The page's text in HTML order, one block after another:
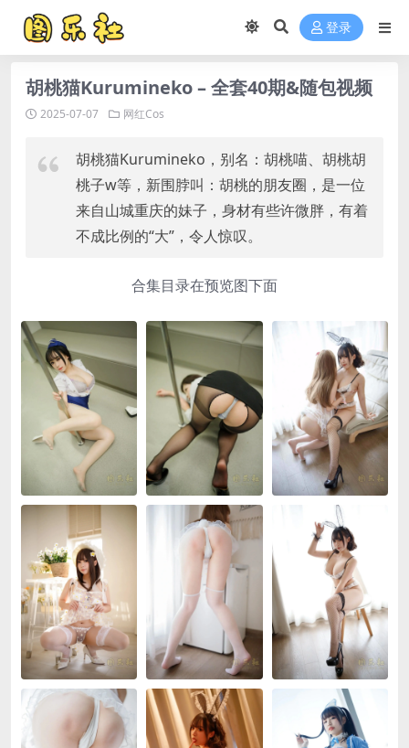
登录
胡桃猫Kurumineko – 全套40期&随包视频
2025-07-07 网红Cos
胡桃猫Kurumineko，别名：胡桃喵、胡桃胡
桃子w等，新围脖叫：胡桃的朋友圈，是一位
来自山城重庆的妹子，身材有些许微胖，有着
不成比例的“大”，令人惊叹。
合集目录在预览图下面